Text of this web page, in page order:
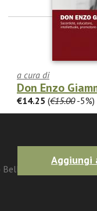
a cura di
Don Enzo
€14.25 (€15.00-5%)
Aggiungi
Belli, 86 - 00193 Roma